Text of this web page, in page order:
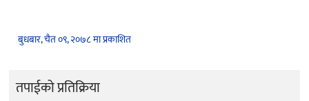
बुधबार, चैत ०९, २०७८ मा प्रकाशित
तपाईको प्रतिक्रिया